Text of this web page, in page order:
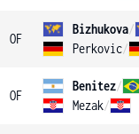
OF
Bizhukova/
Perkovic/
OF
Benitez/
Mezak/